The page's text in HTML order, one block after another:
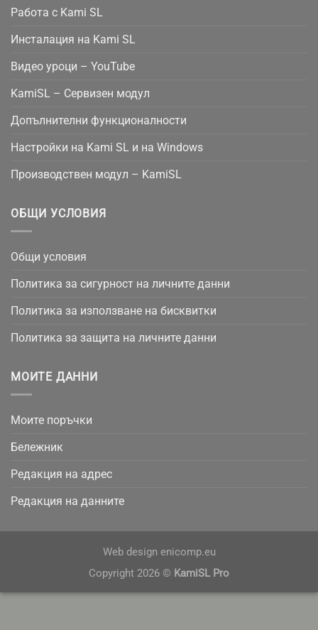
Работа с Kami SL
Инсталация на Kami SL
Видео уроци – YouTube
KamiSL – Сервизен модул
Допълнителни функционалности
Настройки на Kami SL и на Windows
Производствен модул – KamiSL
ОБЩИ УСЛОВИЯ
Общи условия
Политика за сигурност на личните данни
Политика за използване на бисквитки
Политика за защита на личните данни
МОИТЕ ДАННИ
Моите поръчки
Бележник
Редакция на адрес
Редакция на данните
Web design enicomp.eu
Copyright 2026 © KamiSL Pro